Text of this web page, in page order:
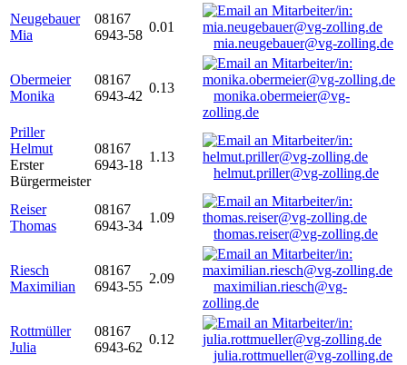
Neugebauer
Mia
08167
6943-58
0.01
mia.neugebauer@vg-zolling.de
Obermeier
Monika
08167
6943-42
0.13
monika.obermeier@vg-
zolling.de
Priller
Helmut
Erster
Bürgermeister
08167
6943-18
1.13
helmut.priller@vg-zolling.de
Reiser
Thomas
08167
6943-34
1.09
thomas.reiser@vg-zolling.de
Riesch
Maximilian
08167
6943-55
2.09
maximilian.riesch@vg-
zolling.de
Rottmüller
Julia
08167
6943-62
0.12
julia.rottmueller@vg-zolling.de